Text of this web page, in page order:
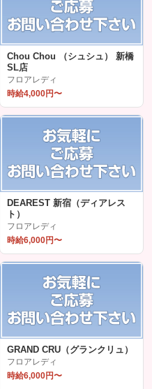
Chou Chou （シュシュ） 新橋
SL店
フロアレディ
時給4,000円〜
DEAREST 新宿（ディアレス
ト）
フロアレディ
時給6,000円〜
GRAND CRU（グランクリュ）
フロアレディ
時給6,000円〜